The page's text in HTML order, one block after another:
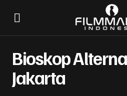
Bioskop
Jakarta